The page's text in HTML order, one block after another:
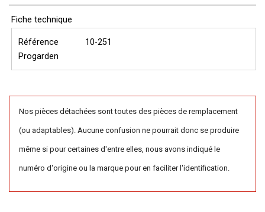
Fiche technique
Référence
Progarden
10-251
Nos pièces détachées sont toutes des pièces de remplacement
(ou adaptables). Aucune confusion ne pourrait donc se produire
même si pour certaines d'entre elles, nous avons indiqué le
numéro d'origine ou la marque pour en faciliter l'identification.